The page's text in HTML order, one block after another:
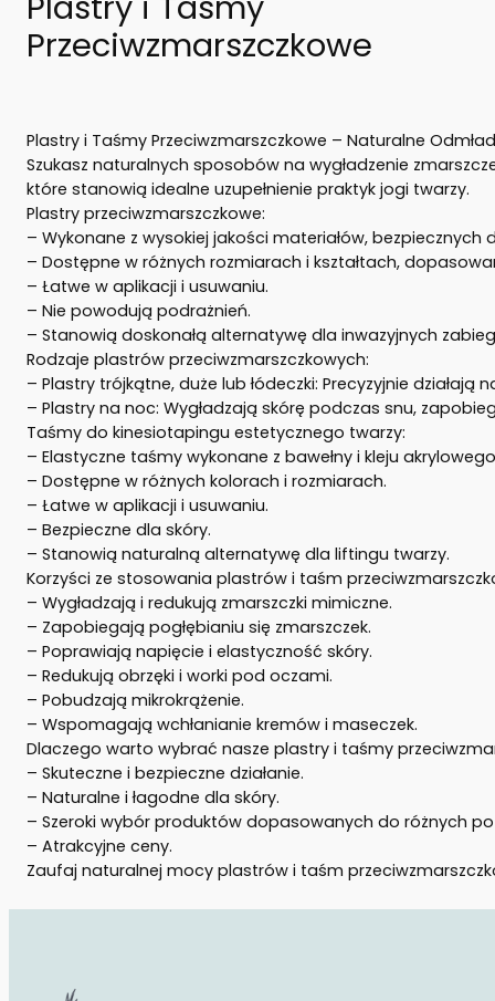
Przeciwzmarszczkowe
Plastry i Taśmy Przeciwzmarszczkowe – Naturalne
Szukasz naturalnych sposobów na wygładzenie
które stanowią idealne uzupełnienie praktyk jogi twarzy.
Plastry przeciwzmarszczkowe:
– Wykonane z wysokiej jakości materiałów, bezpiecznych
– Dostępne w różnych rozmiarach i kształtach,
– Łatwe w aplikacji i usuwaniu.
– Nie powodują podrażnień.
– Stanowią doskonałą alternatywę dla inwazyjnych
Rodzaje plastrów przeciwzmarszczkowych:
– Plastry trójkątne, duże lub łódeczki: Precyzyjnie
– Plastry na noc: Wygładzają skórę podczas snu,
Taśmy do kinesiotapingu estetycznego twarzy:
– Elastyczne taśmy wykonane z bawełny i kleju
– Dostępne w różnych kolorach i rozmiarach.
– Łatwe w aplikacji i usuwaniu.
– Bezpieczne dla skóry.
– Stanowią naturalną alternatywę dla liftingu twarzy.
Korzyści ze stosowania plastrów i taśm
– Wygładzają i redukują zmarszczki mimiczne.
– Zapobiegają pogłębianiu się zmarszczek.
– Poprawiają napięcie i elastyczność skóry.
– Redukują obrzęki i worki pod oczami.
– Pobudzają mikrokrążenie.
– Wspomagają wchłanianie kremów i maseczek.
Dlaczego warto wybrać nasze plastry i taśmy
– Skuteczne i bezpieczne działanie.
– Naturalne i łagodne dla skóry.
– Szeroki wybór produktów dopasowanych do różnych
– Atrakcyjne ceny.
Zaufaj naturalnej mocy plastrów i taśm